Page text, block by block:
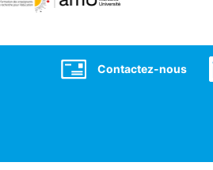
SocialContactez-nous